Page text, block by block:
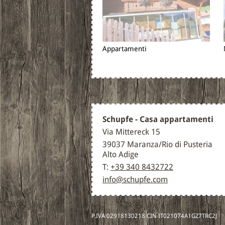
Appartamenti
Schupfe - Casa appartamenti
Via Mittereck 15
39037 Maranza/Rio di Pusteria
Alto Adige
T: +39 340 8432722
info@schupfe.com
P.IVA 02918130218 CIN IT021074A1GZ7TRC2J